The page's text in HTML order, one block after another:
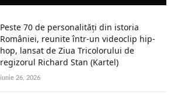
Peste 70 de personalități din istoria
României, reunite într-un videoclip hip-
hop, lansat de Ziua Tricolorului de
regizorul Richard Stan (Kartel)
iunie 26, 2026